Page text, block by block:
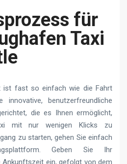
für
Taxi
ist fast so einfach wie die Fahrt
benutzerfreundliche
die es Ihnen ermöglicht,
mit nur wenigen Klicks zu
zu starten, gehen Sie einfach
Geben Sie Ihr